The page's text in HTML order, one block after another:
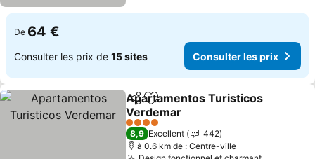
De 64 €
Consulter les prix de 15 sites Consulter les prix
PartagerAjouter à mes favoris
Apartamentos Turisticos
Verdemar
Consulter les prix
4 Étoiles
8,9 Excellent
442
à 0.6 km de : Centre-ville